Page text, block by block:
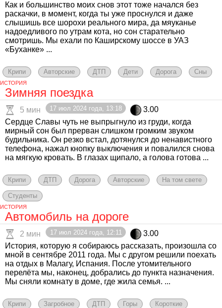
Как и большинство моих снов этот тоже начался без
раскачки, в момент, когда ты уже проснулся и даже
слышишь все шорохи реального мира, да мяуканье
надоедливого по утрам кота, но сон старательно
смотришь. Мы ехали по Каширскому шоссе в УАЗ
«Буханке» ...
Крипи Авторские ДТП Дети Дорога Сны
ИСТОРИЯ
Зимняя поездка
5 мин 17 июл 2024 года, 13:18
3.00
Сердце Славы чуть не выпрыгнуло из груди, когда
мирный сон был прерван слишком громким звуком
будильника. Он резко встал, дотянулся до ненавистного
телефона, нажал кнопку выключения и повалился снова
на мягкую кровать. В глазах щипало, а голова готова ...
Крипи ДТП Дорога Авторские На том свете
Студенты
ИСТОРИЯ
Автомобиль на дороге
2 мин 17 июл 2024 года, 12:11
3.00
История, которую я собираюсь рассказать, произошла со
мной в сентябре 2011 года. Мы с другом решили поехать
на отдых в Малагу, Испания. После утомительного
перелёта мы, наконец, добрались до пункта назначения.
Мы сняли комнату в доме, где жила семья. ...
Крипи Загробное ДТП Горы Короткие